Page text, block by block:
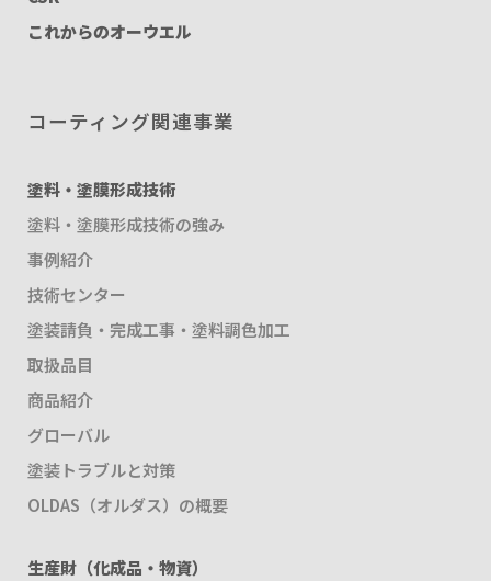
これからのオーウエル
コーティング関連事業
塗料・塗膜形成技術
塗料・塗膜形成技術の強み
事例紹介
技術センター
塗装請負・完成工事・塗料調色加工
取扱品目
商品紹介
グローバル
塗装トラブルと対策
OLDAS（オルダス）の概要
生産財（化成品・物資）